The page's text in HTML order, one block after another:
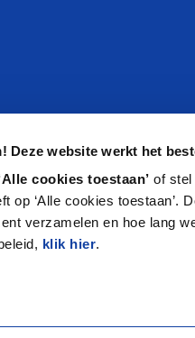
Deze website werkt het
cookies toestaan’ of stel
op ‘Alle cookies toestaan’.
verzamelen en hoe lang
klik hier.
Voorwaarden
Webshop
Garantieclaim